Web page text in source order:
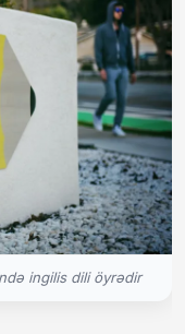
ingilis dili öyrədir